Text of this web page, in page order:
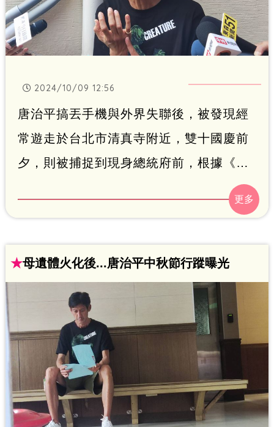
2024/10/09 12:56
唐治平搞丟手機與外界失聯後，被發現經
常遊走於台北市清真寺附近，雙十國慶前
夕，則被捕捉到現身總統府前，根據《聯
合新聞網》報導，他狀態、氣色看起來不
錯，大方與民眾合照，也自稱精神狀態近
★母遺體火化後...唐治平中秋節行蹤曝光